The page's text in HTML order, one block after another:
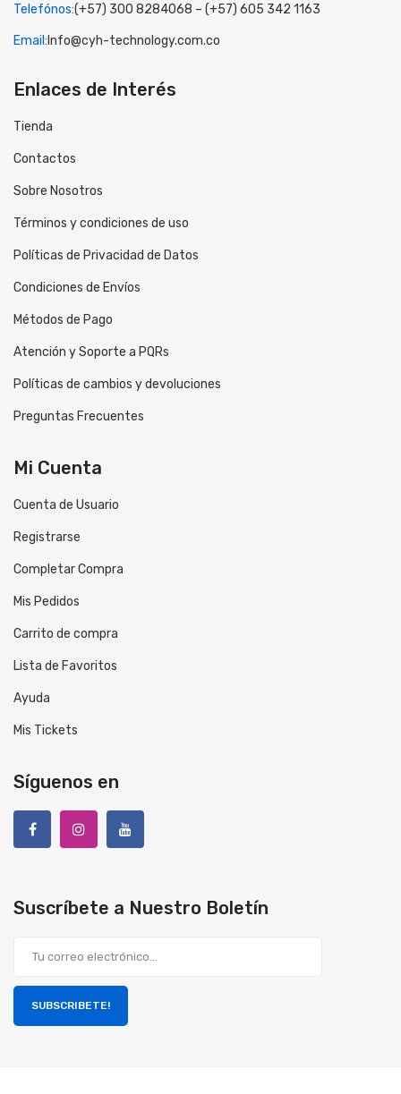
Telefónos:(+57) 300 8284068 – (+57) 605 342 1163
Email: Info@cyh-technology.com.co
Enlaces de Interés
Tienda
Contactos
Sobre Nosotros
Términos y condiciones de uso
Políticas de Privacidad de Datos
Condiciones de Envíos
Métodos de Pago
Atención y Soporte a PQRs
Políticas de cambios y devoluciones
Preguntas Frecuentes
Mi Cuenta
Cuenta de Usuario
Registrarse
Completar Compra
Mis Pedidos
Carrito de compra
Lista de Favoritos
Ayuda
Mis Tickets
Síguenos en
Suscríbete a Nuestro Boletín
SUBSCRIBETE!